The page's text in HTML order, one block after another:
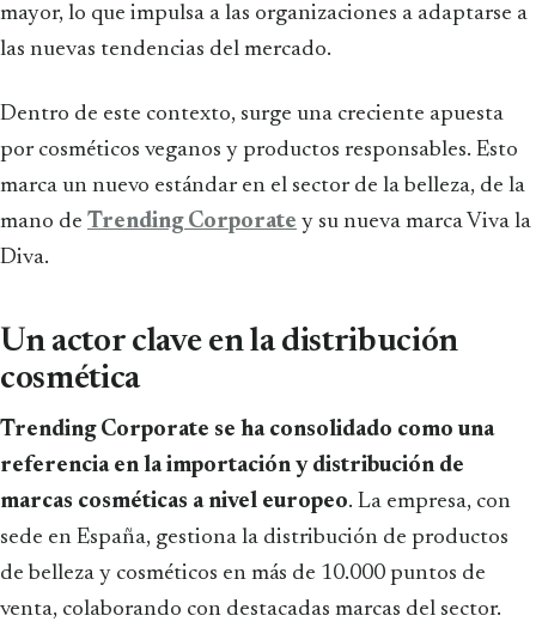
mayor, lo que impulsa a las organizaciones a adaptarse a
las nuevas tendencias del mercado.
Dentro de este contexto, surge una creciente apuesta
por cosméticos veganos y productos responsables. Esto
marca un nuevo estándar en el sector de la belleza, de la
mano de Trending Corporate y su nueva marca Viva la
Diva.
Un actor clave en la distribución
cosmética
Trending Corporate se ha consolidado como una
referencia en la importación y distribución de
marcas cosméticas a nivel europeo. La empresa, con
sede en España, gestiona la distribución de productos
de belleza y cosméticos en más de 10.000 puntos de
venta, colaborando con destacadas marcas del sector.